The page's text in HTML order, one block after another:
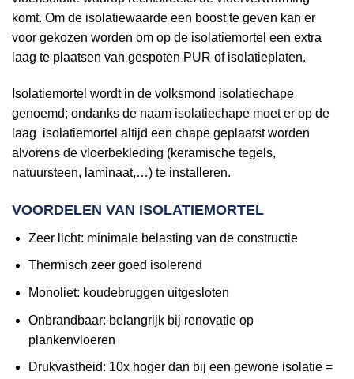
komt. Om de isolatiewaarde een boost te geven kan er
voor gekozen worden om op de isolatiemortel een extra
laag te plaatsen van gespoten PUR of isolatieplaten.
Isolatiemortel wordt in de volksmond isolatiechape
genoemd; ondanks de naam isolatiechape moet er op de
laag isolatiemortel altijd een chape geplaatst worden
alvorens de vloerbekleding (keramische tegels,
natuursteen, laminaat,…) te installeren.
VOORDELEN VAN ISOLATIEMORTEL
Zeer licht: minimale belasting van de constructie
Thermisch zeer goed isolerend
Monoliet: koudebruggen uitgesloten
Onbrandbaar: belangrijk bij renovatie op
plankenvloeren
Drukvastheid: 10x hoger dan bij een gewone isolatie =